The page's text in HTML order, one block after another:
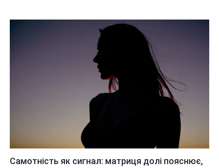
Самотність як сигнал: матриця долі пояснює,